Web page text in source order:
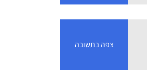
צפה בתשובה